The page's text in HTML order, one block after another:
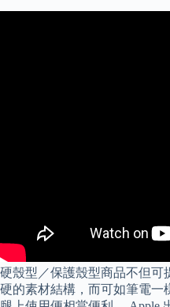
硬殼型／保護殼型商品不但可
硬的素材結構，而可如筆電一